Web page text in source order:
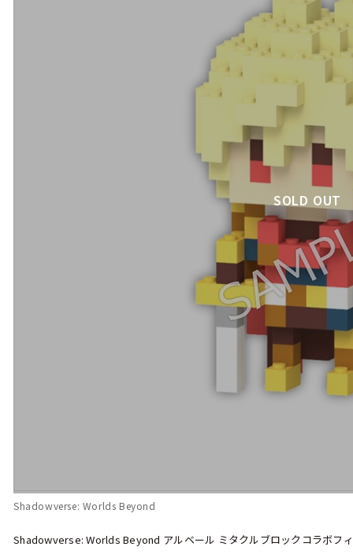
SOLD OUT
Shadowverse: Worlds Beyond
Shadowverse: Worlds Beyond アルベール ミタクルブロックコラボフ